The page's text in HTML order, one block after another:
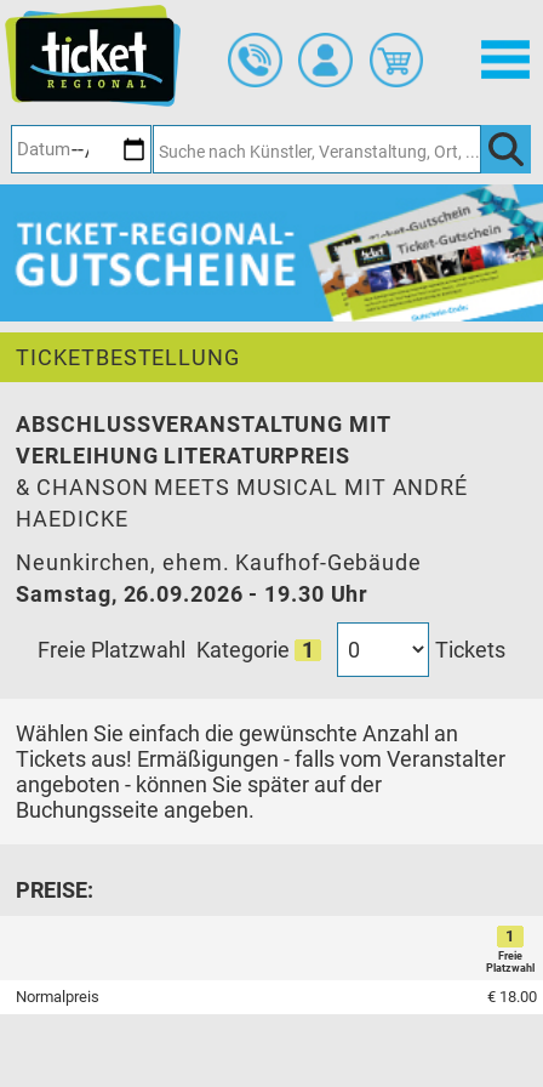
Hauptinhalt
springen
TICKETBESTELLUNG
ABSCHLUSSVERANSTALTUNG MIT
VERLEIHUNG LITERATURPREIS
& CHANSON MEETS MUSICAL MIT ANDRÉ
HAEDICKE
Neunkirchen, ehem. Kaufhof-Gebäude
Samstag, 26.09.2026 - 19.30 Uhr
Freie Platzwahl Kategorie 1 Tickets
Wählen Sie einfach die gewünschte Anzahl an
Tickets aus! Ermäßigungen - falls vom Veranstalter
angeboten - können Sie später auf der
Buchungsseite angeben.
PREISE:
1
Freie
Platzwahl
Normalpreis € 18.00